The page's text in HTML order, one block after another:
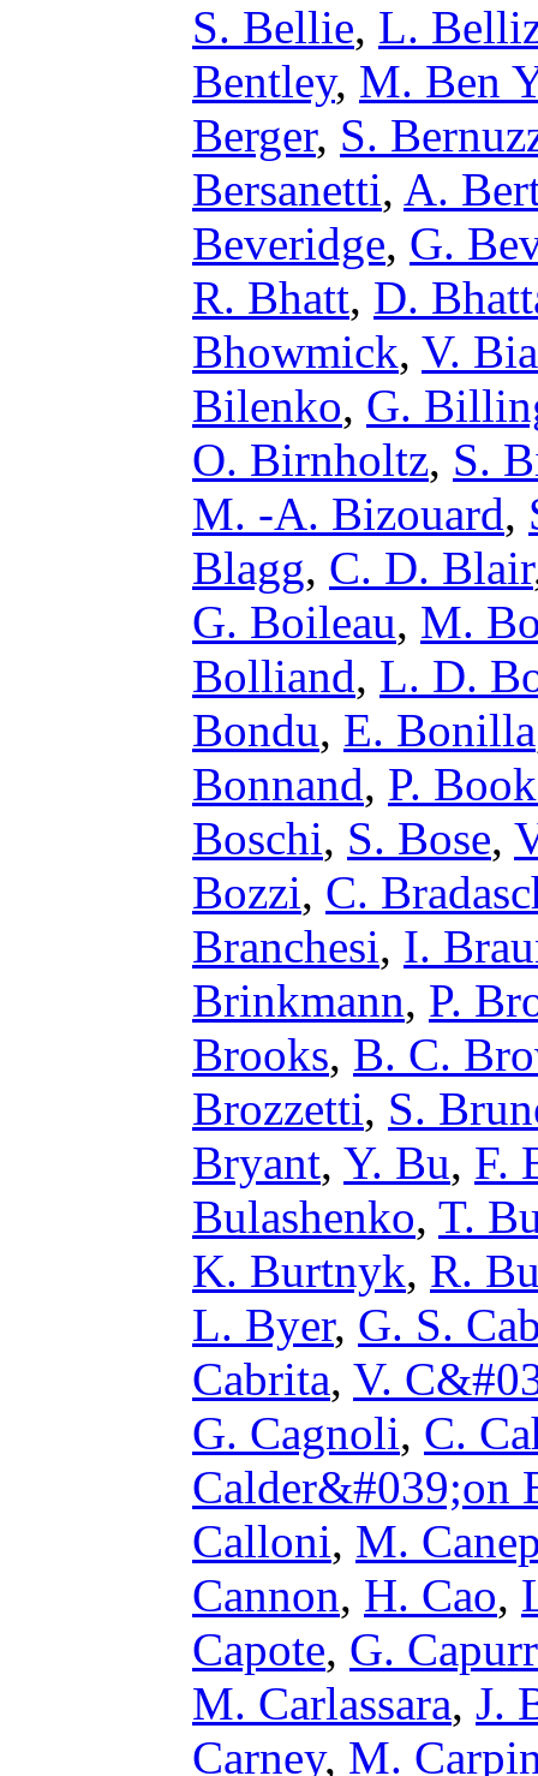
S. Bellie, L.
Bentley, M. Ben
Berger, S.
Bersanetti, A.
Beveridge, G.
R. Bhatt, D.
Bhowmick, V.
Bilenko, G.
O. Birnholtz, S.
M. -A. Bizouard,
Blagg, C. D. Blair
G. Boileau, M.
Bolliand, L. D.
Bondu, E. Bonilla
Bonnand, P.
Boschi, S. Bose,
Bozzi, C.
Branchesi, I.
Brinkmann, P.
Brooks, B. C.
Brozzetti, S.
Bryant, Y. Bu, F.
Bulashenko, T.
K. Burtnyk, R.
L. Byer, G. S.
Cabrita, V.
G. Cagnoli, C.
Calder&#039;on
Calloni, M.
Cannon, H. Cao,
Capote, G.
M. Carlassara, J.
Carney, M.